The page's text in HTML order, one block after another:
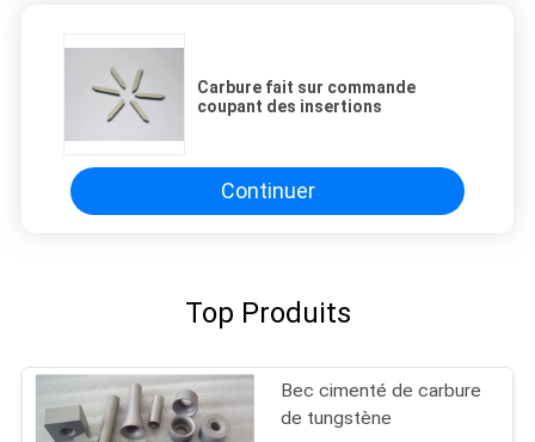
Carbure fait sur commande
coupant des insertions
Continuer
Top Produits
Bec cimenté de carbure
de tungstène